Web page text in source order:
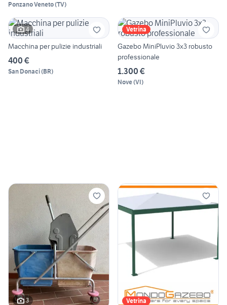
Ponzano Veneto(TV)
4
Macchina per pulizie industriali
400 €
San Donaci(BR)
Vetrina
Gazebo MiniPluvio 3x3 robusto
professionale
1.300 €
Nove(VI)
3 Vetrina